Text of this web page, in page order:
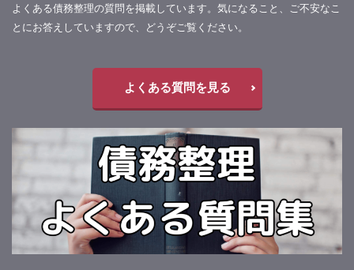
よくある債務整理の質問を掲載しています。気になること、ご不安なこ
とにお答えしていますので、どうぞご覧ください。
よくある質問を見る